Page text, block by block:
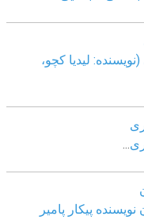
لیدیا کچو،
پیکار پامیر